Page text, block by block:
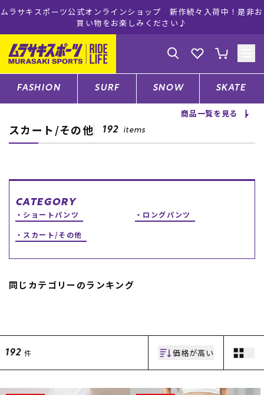
々入荷中！是非お ムラサキスポーツ公式オンラインショップ
注文で送料無料！(※一部対象外
ゲスト様
ログイン 会員登録
店舗一覧
CATEGORY
ファッションTOP
スノーTOP
FASHION SURF SNOW SKATE
商品一覧を見る
スカート/その他 192 items
CATEGORY
ショートパンツ
ロングパンツ
スカート/その他
同じカテゴリーのランキング
192 件 価格が高い